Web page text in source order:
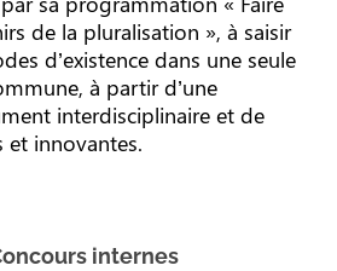
de la pluralisation », à saisir
d’existence dans une seule
à partir d’une
interdisciplinaire et de
et innovantes.
internes